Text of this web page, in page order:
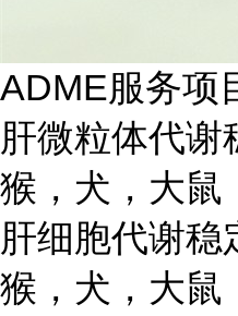
ADME服务项
肝微粒体代谢
猴，犬，大鼠
肝细胞代谢稳
猴，犬，大鼠